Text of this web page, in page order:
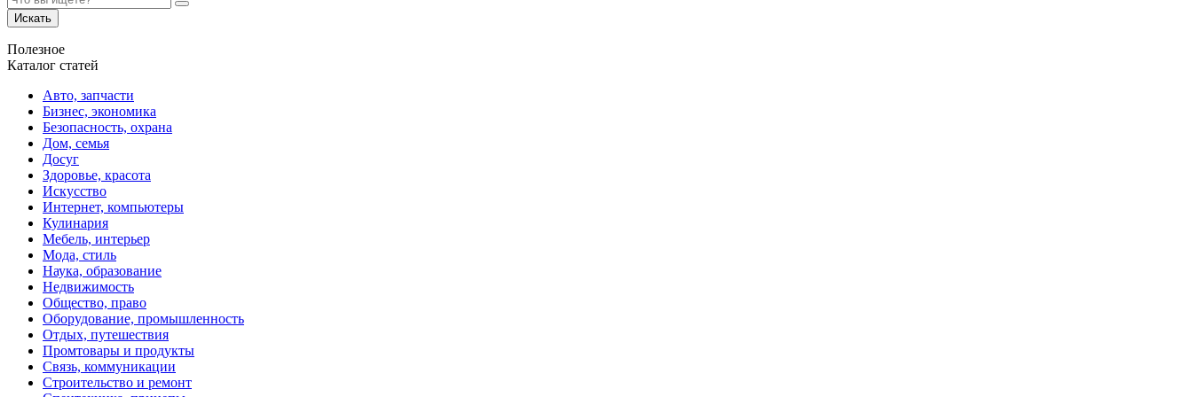
Искать
Полезное
Каталог статей
Авто, запчасти
Бизнес, экономика
Безопасность, охрана
Дом, семья
Досуг
Здоровье, красота
Искусство
Интернет, компьютеры
Кулинария
Мебель, интерьер
Мода, стиль
Наука, образование
Недвижимость
Общество, право
Оборудование, промышленность
Отдых, путешествия
Промтовары и продукты
Связь, коммуникации
Строительство и ремонт